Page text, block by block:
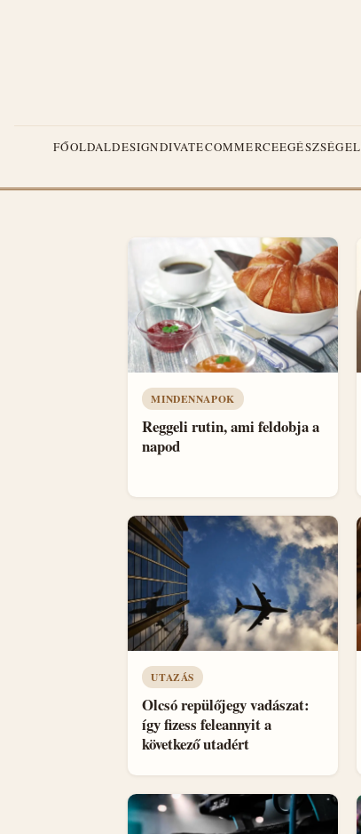
FŐOLDALDESIGNDIVATECOMMERCEEGÉSZSÉG
MINDENNAPOK
Reggeli rutin, ami feldobja a
napod
UTAZÁS
Olcsó repülőjegy vadászat:
így fizess feleannyit a
következő utadért